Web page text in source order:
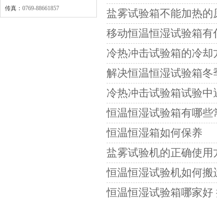
传真： 0769-88661857
盐雾试验箱不能加热的
移动恒温恒湿试验箱
冷热冲击试验箱的冷却
解决恒温恒湿试验箱冬
冷热冲击试验箱试验
恒温恒湿试验箱有哪些
恒温恒湿箱如何保养
盐雾试验机的正确使用
恒温恒湿试验机如何搬
恒温恒湿试验箱哪家